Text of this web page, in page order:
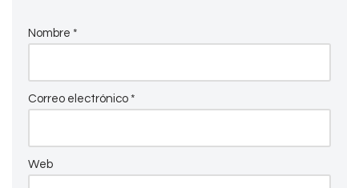
Nombre *
Correo electrónico *
Web